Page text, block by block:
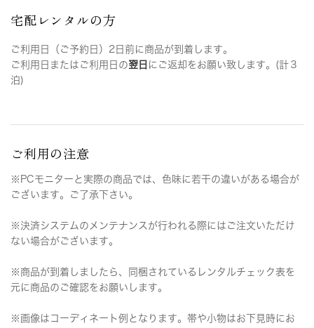
宅配レンタルの方
ご利用日（ご予約日）2日前に商品が到着します。
ご利用日またはご利用日の翌日 にご返却をお願い致します。(計３
泊)
ご利用の注意
※PCモニターと実際の商品では、色味に若干の違いがある場合が
ございます。ご了承下さい。
※決済システムのメンテナンスが行われる際にはご注文いただけ
ない場合がございます。
※商品が到着しましたら、同梱されているレンタルチェック表を
元に商品のご確認をお願いします。
※画像はコーディネート例となります。帯や小物はお下見時にお